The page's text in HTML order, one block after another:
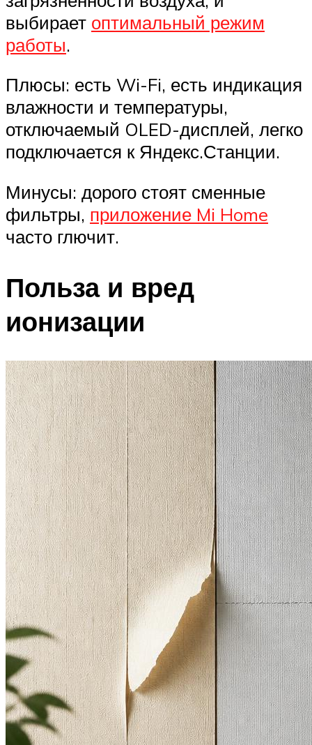
выбирает оптимальный режим
работы.
Плюсы: есть Wi-Fi, есть индикация
влажности и температуры,
отключаемый OLED-дисплей, легко
подключается к Яндекс.Станции.
Минусы: дорого стоят сменные
фильтры, приложение Mi Home
часто глючит.
Польза и вред
ионизации